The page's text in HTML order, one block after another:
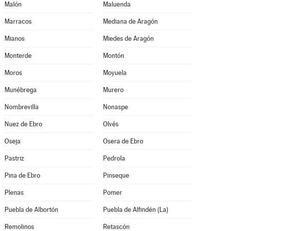
Malón Maluenda
Marracos Mediana de Aragón
Mianos Miedes de Aragón
Monterde Montón
Moros Moyuela
Munébrega Murero
Nombrevilla Nonaspe
Nuez de Ebro Olvés
Oseja Osera de Ebro
Pastriz Pedrola
Pina de Ebro Pinseque
Plenas Pomer
Puebla de Albortón Puebla de Alfindén (La)
Remolinos Retascón